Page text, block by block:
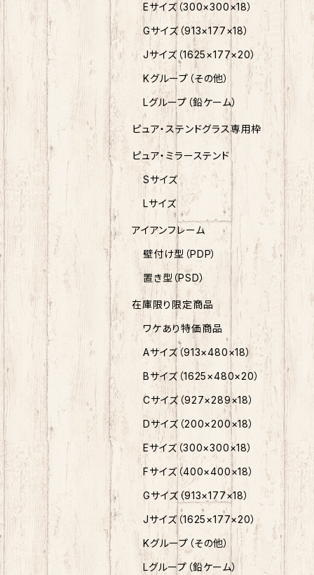
Eサイズ（300×300×18）
Gサイズ（913×177×18）
Jサイズ（1625×177×20）
Kグループ（その他）
Lグループ（鉛ケーム）
ピュア・ステンドグラス専用枠
ピュア・ミラーステンド
Sサイズ
Lサイズ
アイアンフレーム
壁付け型（PDP）
置き型（PSD）
在庫限り限定商品
ワケあり特価商品
Aサイズ（913×480×18）
Bサイズ（1625×480×20）
Cサイズ（927×289×18）
Dサイズ（200×200×18）
Eサイズ（300×300×18）
Fサイズ（400×400×18）
Gサイズ（913×177×18）
Jサイズ（1625×177×20）
Kグループ（その他）
Lグループ（鉛ケーム）